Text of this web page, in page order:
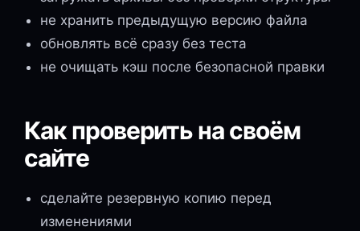
не хранить предыдущую версию файла
обновлять всё сразу без теста
не очищать кэш после безопасной правки
Как проверить на своём
сайте
сделайте резервную копию перед
изменениями